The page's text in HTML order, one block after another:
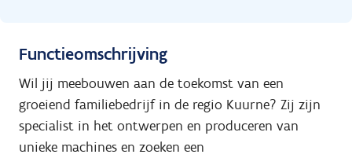
Functieomschrijving
Wil jij meebouwen aan de toekomst van een
groeiend familiebedrijf in de regio Kuurne? Zij zijn
specialist in het ontwerpen en produceren van
unieke machines en zoeken een